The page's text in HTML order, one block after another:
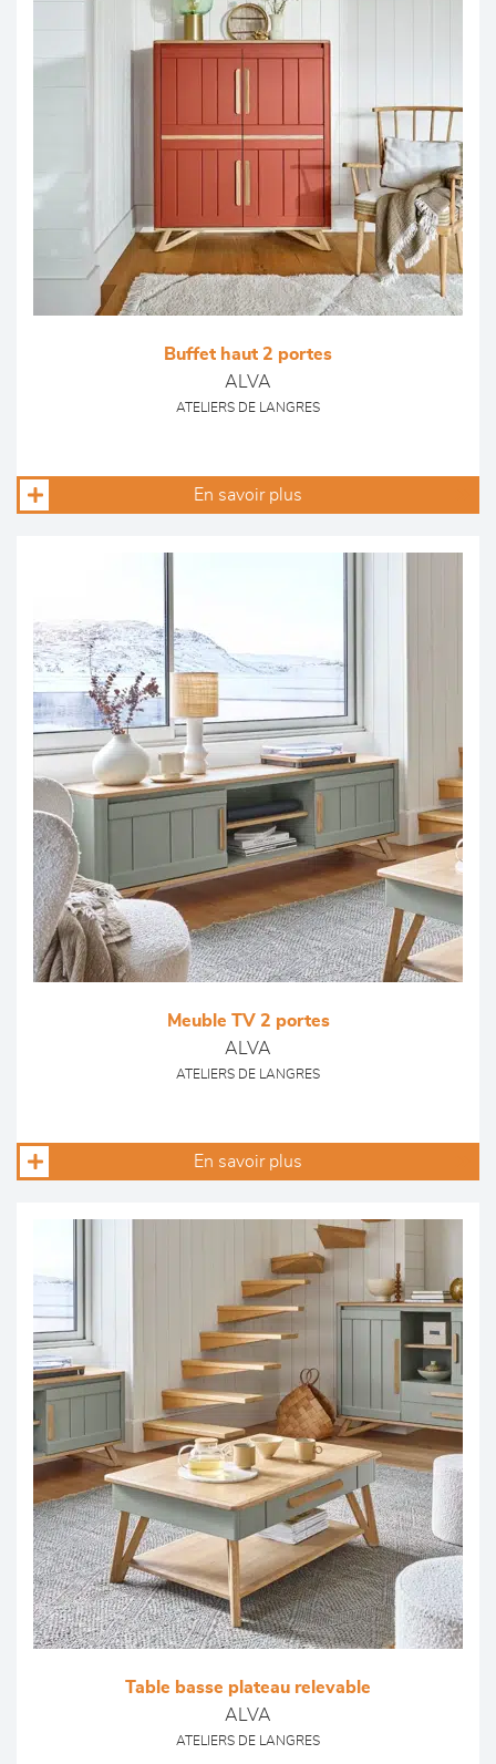
Buffet haut 2 portes
ALVA
ATELIERS DE LANGRES
En savoir plus
Meuble TV 2 portes
ALVA
ATELIERS DE LANGRES
En savoir plus
Table basse plateau relevable
ALVA
ATELIERS DE LANGRES